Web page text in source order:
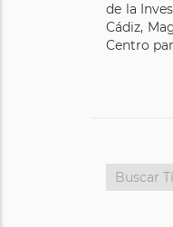
de la
Cádiz,
Centro